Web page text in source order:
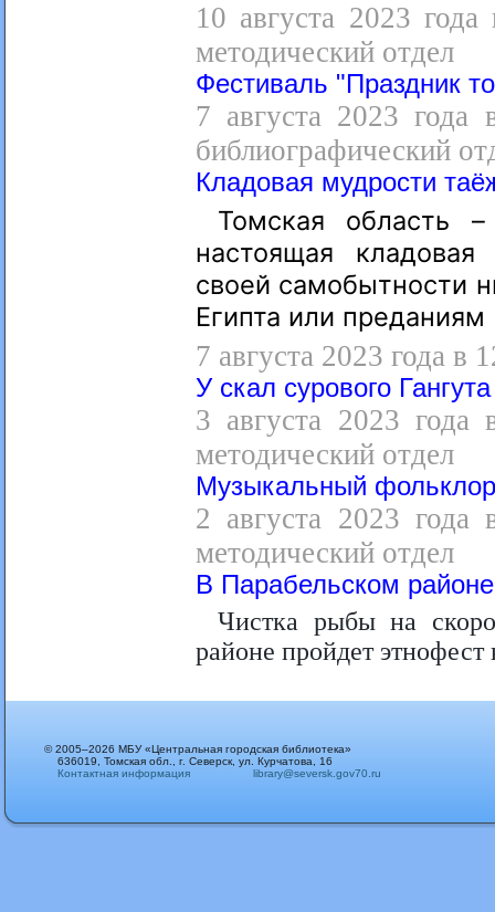
10 августа 2023
методический отдел
Фестиваль "Праздник
7 августа 2023 года
библиографический
Кладовая мудрости
Томская область
настоящая
своей самобытности
Египта или
7 августа 2023 года в
У скал сурового Гангута
3 августа 2023 года
методический отдел
Музыкальный
2 августа 2023 года
методический отдел
В Парабельском
Чистка рыбы на
районе пройдет
© 2005–2026 МБУ «Центральная городская библиотека»
636019, Томская обл., г. Северск, ул. Курчатова, 16
Контактная информация
library@seversk.gov70.ru